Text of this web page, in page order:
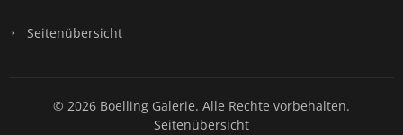
Seitenübersicht
© 2026 Boelling Galerie. Alle Rechte vorbehalten.
Seitenübersicht